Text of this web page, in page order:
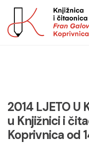
2014 LJETO U
u Knjižnici i
Koprivnica od